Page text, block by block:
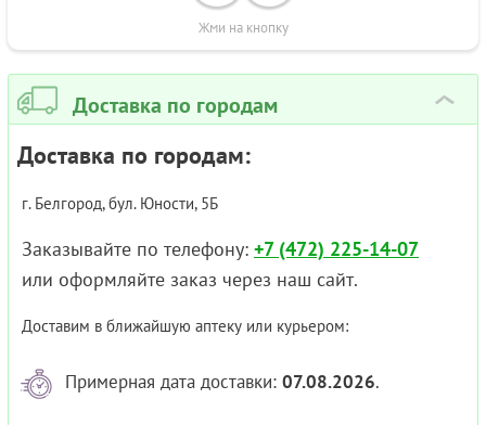
Жми на кнопку
Доставка по городам ›
Доставка по городам:
г. Белгород, бул. Юности, 5Б
Заказывайте по телефону: +7 (472) 225-14-07
или оформляйте заказ через наш сайт.
Доставим в ближайшую аптеку или курьером:
Примерная дата доставки: 07.08.2026.